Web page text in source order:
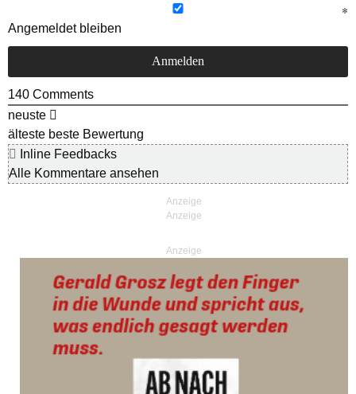
Angemeldet bleiben
140 Comments
neuste
älteste beste Bewertung
Inline Feedbacks
Alle Kommentare ansehen
Anzeige